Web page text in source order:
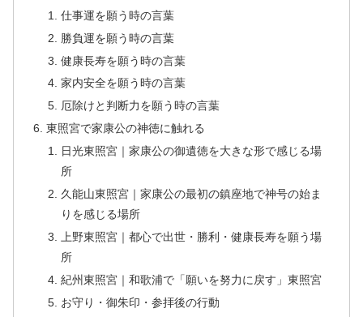
仕事運を願う時の言葉
勝負運を願う時の言葉
健康長寿を願う時の言葉
家内安全を願う時の言葉
厄除けと判断力を願う時の言葉
東照宮で家康公の神徳に触れる
日光東照宮｜家康公の御遺徳を大きな形で感じる場
所
久能山東照宮｜家康公の最初の鎮座地で神号の始ま
りを感じる場所
上野東照宮｜都心で出世・勝利・健康長寿を願う場
所
紀州東照宮｜和歌浦で「願いを努力に戻す」東照宮
お守り・御朱印・参拝後の行動